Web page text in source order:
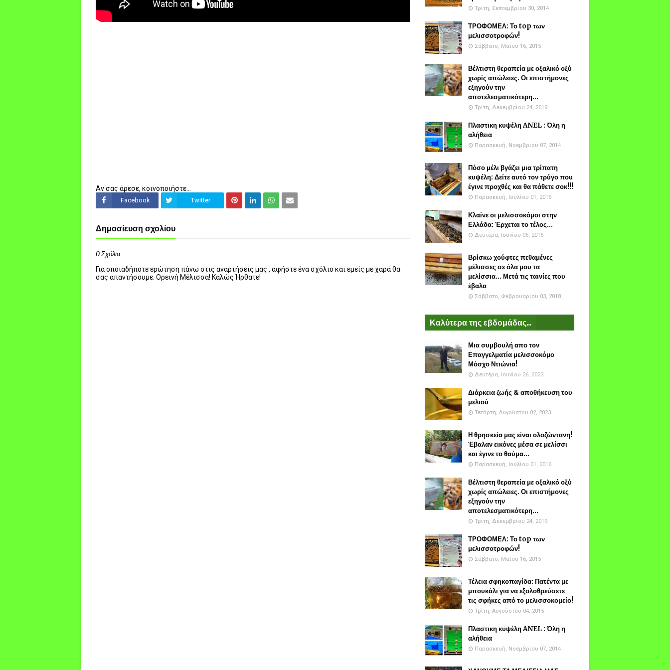
Αν σας άρεσε, κοινοποιήστε...
Facebook Twitter
Δημοσίευση σχολίου
0 Σχόλια
Για οποιαδήποτε ερώτηση πάνω στις αναρτήσεις μας , αφήστε ένα σχόλιο και εμείς με χαρά θα
σας απαντήσουμε. Ορεινή Μέλισσα! Καλώς Ήρθατε!
Τρίτη, Σεπτεμβρίου 30, 2014
ΤΡΟΦΟΜΕΛ: Το top των
μελισσοτροφών!
Σάββατο, Μαΐου 16, 2015
Βέλτιστη θεραπεία με οξαλικό οξύ
χωρίς απώλειες. Οι επιστήμονες
εξηγούν την
αποτελεσματικότερη...
Τρίτη, Δεκεμβρίου 24, 2019
Πλαστικη κυψέλη ANEL : Όλη η
αλήθεια
Παρασκευή, Νοεμβρίου 07, 2014
Πόσο μέλι βγάζει μια τρίπατη
κυψέλη: Δείτε αυτό τον τρύγο που
έγινε προχθές και θα πάθετε σοκ!!!
Παρασκευή, Ιουλίου 01, 2016
Κλαίνε οι μελισσοκόμοι στην
Ελλάδα: Έρχεται το τέλος...
Δευτέρα, Ιουνίου 06, 2016
Βρίσκω χούφτες πεθαμένες
μέλισσες σε όλα μου τα
μελίσσια... Μετά τις ταινίες που
έβαλα
Σάββατο, Φεβρουαρίου 03, 2018
Καλύτερα της εβδομάδας...
Μια συμβουλή απο τον
Επαγγελματία μελισσοκόμο
Μόσχο Ντιώνια!
Δευτέρα, Ιουνίου 26, 2023
Διάρκεια ζωής & αποθήκευση του
μελιού
Τετάρτη, Αυγούστου 02, 2023
Η θρησκεία μας είναι ολοζώντανη!
Έβαλαν εικόνες μέσα σε μελίσσι
και έγινε το θαύμα...
Παρασκευή, Ιουλίου 01, 2016
Βέλτιστη θεραπεία με οξαλικό οξύ
χωρίς απώλειες. Οι επιστήμονες
εξηγούν την
αποτελεσματικότερη...
Τρίτη, Δεκεμβρίου 24, 2019
ΤΡΟΦΟΜΕΛ: Το top των
μελισσοτροφών!
Σάββατο, Μαΐου 16, 2015
Τέλεια σφηκοπαγίδα: Πατέντα με
μπουκάλι για να εξολοθρεύσετε
τις σφήκες από το μελισσοκομείο!
Τρίτη, Αυγούστου 04, 2015
Πλαστικη κυψέλη ANEL : Όλη η
αλήθεια
Παρασκευή, Νοεμβρίου 07, 2014